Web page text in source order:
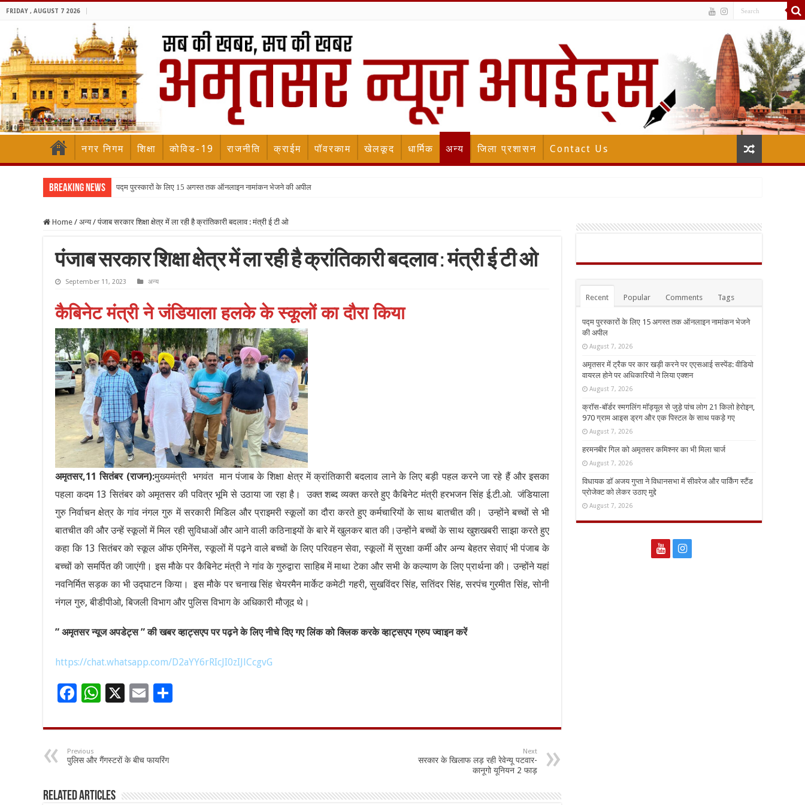
FRIDAY , AUGUST 7 2026
नगर निगम शिक्षा कोविड-19 राजनीति क्राईम पॉवरकाम खेलकूद धार्मिक अन्य जिला प्रशासन Contact Us
Breaking News पद्म पुरस्कारों के लिए 15 अगस्त तक ऑनलाइन नामांकन भेजने की अपील
Home / अन्य / पंजाब सरकार शिक्षा क्षेत्र में ला रही है क्रांतिकारी बदलाव : मंत्री ई टी ओ
पंजाब सरकार शिक्षा क्षेत्र में ला रही है क्रांतिकारी बदलाव : मंत्री ई टी ओ
September 11, 2023 अन्य
कैबिनेट मंत्री ने जंडियाला हलके के स्कूलों का दौरा किया
अमृतसर,11 सितंबर (राजन):मुख्यमंत्री भगवंत मान पंजाब के शिक्षा क्षेत्र में क्रांतिकारी बदलाव लाने के लिए बड़ी पहल करने जा रहे हैं और इसका
पहला कदम 13 सितंबर को अमृतसर की पवित्र भूमि से उठाया जा रहा है। उक्त शब्द व्यक्त करते हुए कैबिनेट मंत्री हरभजन सिंह ई.टी.ओ. जंडियाला
गुरु निर्वाचन क्षेत्र के गांव नंगल गुरु में सरकारी मिडिल और प्राइमरी स्कूलों का दौरा करते हुए कर्मचारियों के साथ बातचीत की। उन्होंने बच्चों से भी
बातचीत की और उन्हें स्कूलों में मिल रही सुविधाओं और आने वाली कठिनाइयों के बारे में खुलकर बात की।उन्होंने बच्चों के साथ खुशखबरी साझा करते हुए
कहा कि 13 सितंबर को स्कूल ऑफ एमिनेंस, स्कूलों में पढ़ने वाले बच्चों के लिए परिवहन सेवा, स्कूलों में सुरक्षा कर्मी और अन्य बेहतर सेवाएं भी पंजाब के
बच्चों को समर्पित की जाएंगी। इस मौके पर कैबिनेट मंत्री ने गांव के गुरुद्वारा साहिब में माथा टेका और सभी के कल्याण के लिए प्रार्थना की। उन्होंने यहां
नवनिर्मित सड़क का भी उद्घाटन किया। इस मौके पर चनाख सिंह चेयरमैन मार्केट कमेटी गहरी, सुखविंदर सिंह, सतिंदर सिंह, सरपंच गुरमीत सिंह, सोनी
नंगल गुरु, बीडीपीओ, बिजली विभाग और पुलिस विभाग के अधिकारी मौजूद थे।
” अमृतसर न्यूज अपडेट्स ” की खबर व्हाट्सएप पर पढ़ने के लिए नीचे दिए गए लिंक को क्लिक करके व्हाट्सएप ग्रुप ज्वाइन करें
https://chat.whatsapp.com/D2aYY6rRIcJI0zIJlCcgvG
F
e
b
o
o
W
at
sA
p
p
X
E
ai ar
Previous
पुलिस और गैंगस्टरों के बीच फायरिंग
Next
सरकार के खिलाफ लड़ रही रेवेन्यू पटवार-
कानूगो यूनियन 2 फाड़
Related Articles
Recent Popular Comments Tags
पद्म पुरस्कारों के लिए 15 अगस्त तक ऑनलाइन नामांकन भेजने
की अपील
August 7, 2026
अमृतसर में ट्रैक पर कार खड़ी करने पर एएसआई सस्पेंड: वीडियो
वायरल होने पर अधिकारियों ने लिया एक्शन
August 7, 2026
क्रॉस-बॉर्डर स्मगलिंग मॉड्यूल से जुड़े पांच लोग 21 किलो हेरोइन,
970 ग्राम आइस ड्रग और एक पिस्टल के साथ पकड़े गए
August 7, 2026
हरमनबीर गिल को अमृतसर कमिश्नर का भी मिला चार्ज
August 7, 2026
विधायक डॉ अजय गुप्ता ने विधानसभा में सीवरेज और पार्किंग स्टैंड
प्रोजेक्ट को लेकर उठाए मुद्दे
August 7, 2026